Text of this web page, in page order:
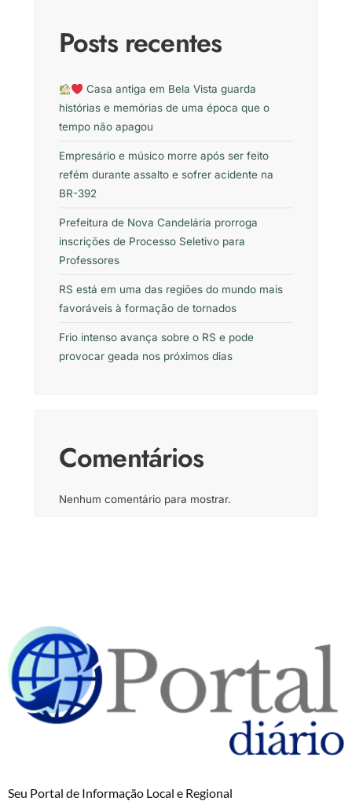
Posts recentes
Casa antiga em Bela Vista guarda
histórias e memórias de uma época que o
tempo não apagou
Empresário e músico morre após ser feito
refém durante assalto e sofrer acidente na
BR-392
Prefeitura de Nova Candelária prorroga
inscrições de Processo Seletivo para
Professores
RS está em uma das regiões do mundo mais
favoráveis à formação de tornados
Frio intenso avança sobre o RS e pode
provocar geada nos próximos dias
Comentários
Nenhum comentário para mostrar.
Seu Portal de Informação Local e Regional